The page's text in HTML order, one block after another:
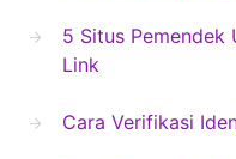
5 Situs Pemendek
Link
Cara Verifikasi